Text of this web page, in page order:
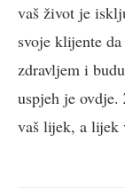
vaš život je
svoje klijente
zdravljem i
uspjeh je ovdje.
vaš lijek, a lijek